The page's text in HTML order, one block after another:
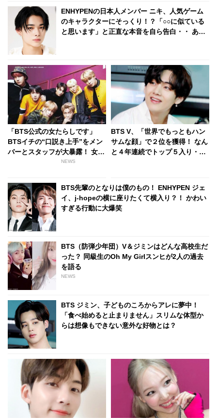
ENHYPENの日本人メンバー ニキ、人気ゲーム
のキャラクターにそっくり！？「○○に似ている
と思います」と正直な本音を自ら告白・・ あま
「BTS公式の女たらしです」
BTSイチの“口説き上手”をメン
バーとスタッフが大暴露！ 女性
とのハグシーンをわざと失敗し
メンバーも！ 爆弾発言のオンパ
レードに爆笑
NEWS
BTS V、「世界でもっともハン
サムな顔」で２位を獲得！ なん
と４年連続でトップ５入り・・
BTS先輩のとなりは僕のもの！ ENHYPEN ジェ
イ、j-hopeの横に座りたくて横入り？！ かわい
すぎる行動に大爆笑
BTS（防弾少年団）V＆ジミンはどんな高校生だ
った？ 同級生のOh My Girlスンヒが2人の過去
を語る
NEWS
BTS ジミン、子どものころからアレに夢中！
「食べ始めると止まりません」スリムな体型か
らは想像もできない意外な好物とは？